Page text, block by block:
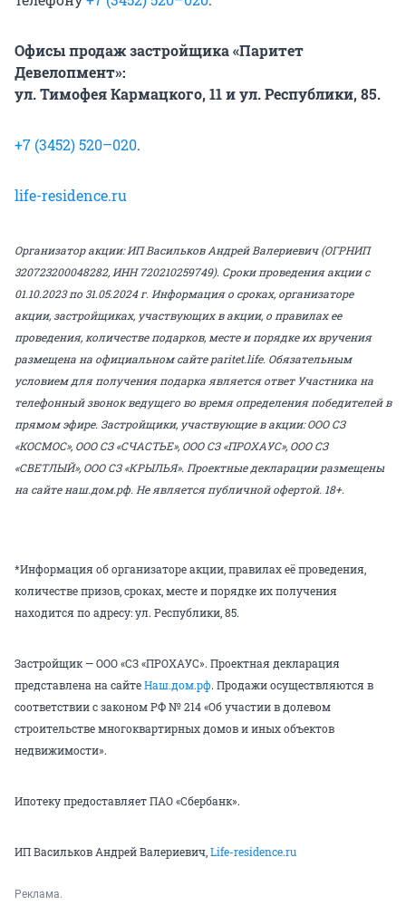
Офисы продаж застройщика «Паритет
Девелопмент»:
ул. Тимофея Кармацкого, 11 и ул. Республики, 85.
+7 (3452) 520–020.
life-residence.ru
Организатор акции: ИП Васильков Андрей Валериевич (ОГРНИП
320723200048282, ИНН 720210259749). Сроки проведения акции с
01.10.2023 по 31.05.2024 г. Информация о сроках, организаторе
акции, застройщиках, участвующих в акции, о правилах ее
проведения, количестве подарков, месте и порядке их вручения
размещена на официальном сайте paritet.life. Обязательным
условием для получения подарка является ответ Участника на
телефонный звонок ведущего во время определения победителей в
прямом эфире. Застройщики, участвующие в акции: ООО СЗ
«КОСМОС», ООО СЗ «СЧАСТЬЕ», ООО СЗ «ПРОХАУС», ООО СЗ
«СВЕТЛЫЙ», ООО СЗ «КРЫЛЬЯ». Проектные декларации размещены
на сайте наш.дом.рф. Не является публичной офертой. 18+.
*Информация об организаторе акции, правилах её проведения,
количестве призов, сроках, месте и порядке их получения
находится по адресу: ул. Республики, 85.
Застройщик — ООО «СЗ «ПРОХАУС». Проектная декларация
представлена на сайтеНаш.дом.рф. Продажи осуществляются в
соответствии с законом РФ № 214 «Об участии в долевом
строительстве многоквартирных домов и иных объектов
недвижимости».
Ипотеку предоставляет ПАО «Сбербанк».
ИП Васильков Андрей Валериевич, Life-residence.ru
Реклама.